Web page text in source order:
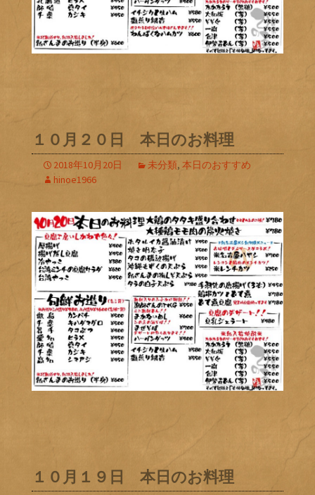
１０月２０日 本日のお料理
2018年10月20日 未分類, 本日のおすすめ
hinoe1966
１０月１９日 本日のお料理